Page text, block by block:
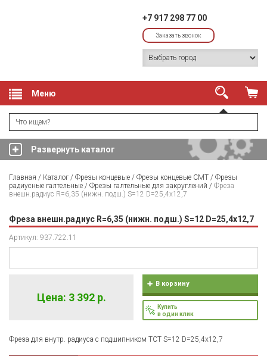
+7 917 298 77 00
Заказать звонок
Меню
Развернуть каталог
Главная / Каталог / Фрезы концевые / Фрезы концевые CMT / Фрезы
радиусные галтельные / Фрезы галтельные для закруглений / Фреза
внешн.радиус R=6,35 (нижн. подш.) S=12 D=25,4x12,7
Фреза внешн.радиус R=6,35 (нижн. подш.) S=12 D=25,4x12,7
Артикул: 937.722.11
Цена: 3 392 р.
В корзину
Купить
в один клик
Фреза для внутр. радиуса c подшипником TCT S=12 D=25,4x12,7